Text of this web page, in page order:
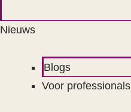
Nieuws
Blogs
Voor professionals